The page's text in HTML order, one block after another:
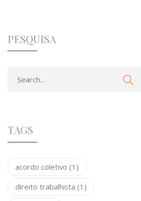
PESQUISA
TAGS
acordo coletivo (1)
direito trabalhista (1)